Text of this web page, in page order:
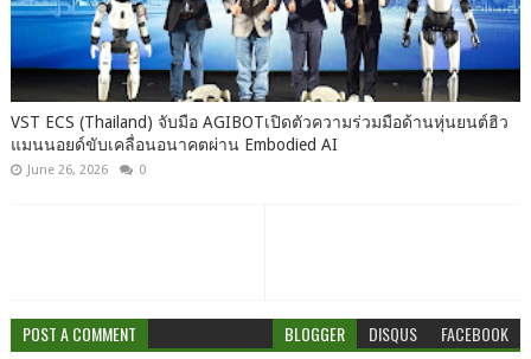
VST ECS (Thailand) จับมือ AGIBOTเปิดตัวความร่วมมือด้านหุ่นยนต์ฮิว
แมนนอยด์ขับเคลื่อนอนาคตผ่าน Embodied AI
June 26, 2026 0
POST A COMMENT BLOGGER DISQUS FACEBOOK